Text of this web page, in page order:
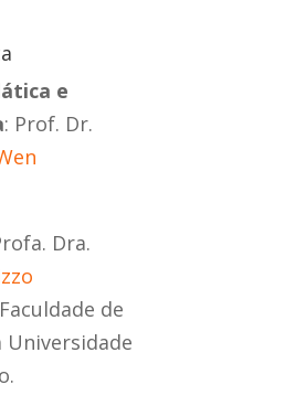
e
: Prof. Dr.
Dra.
de
Universidade